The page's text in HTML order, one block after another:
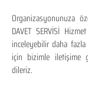
Organizasyonunuza
DAVET SERVİSİ
inceleyebilir daha
için bizimle iletişime
dileriz.